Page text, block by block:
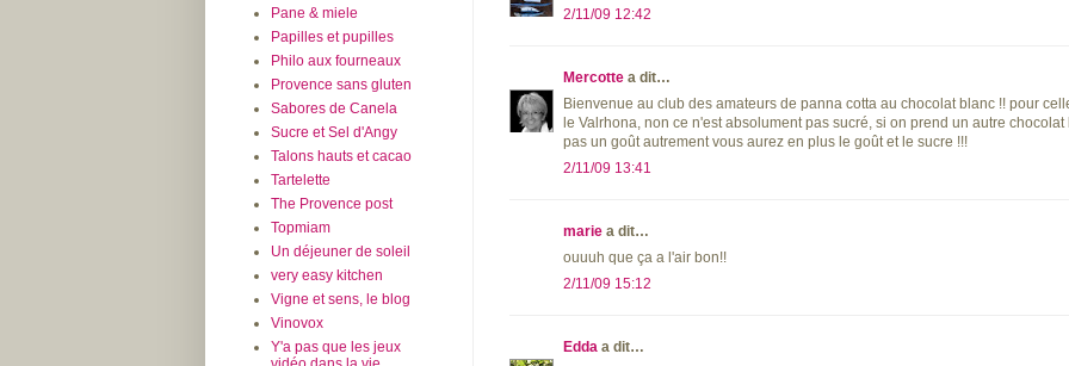
2/11/09 12:42
Mercotte a dit…
Bienvenue au club des amateurs de panna cotta au chocolat blanc !! pour
le Valrhona, non ce n'est absolument pas sucré, si on prend un autre
pas un goût autrement vous aurez en plus le goût et le sucre !!!
2/11/09 13:41
marie a dit…
ouuuh que ça a l'air bon!!
2/11/09 15:12
Edda a dit…
Pane & miele
Papilles et pupilles
Philo aux fourneaux
Provence sans gluten
Sabores de Canela
Sucre et Sel d'Angy
Talons hauts et cacao
Tartelette
The Provence post
Topmiam
Un déjeuner de soleil
very easy kitchen
Vigne et sens, le blog
Vinovox
Y'a pas que les jeux